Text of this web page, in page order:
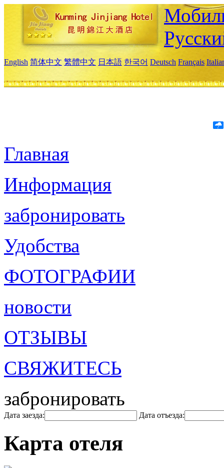
English 简体中文 繁體中文 日本語 한국어 Deutsch Français
Главная
Информация
забронировать
Удобства
ФОТОГРАФИИ
новости
ОТЗЫВЫ
СВЯЖИТЕСЬ
забронировать
Дата заезда: Дата отъезда:
Карта отеля